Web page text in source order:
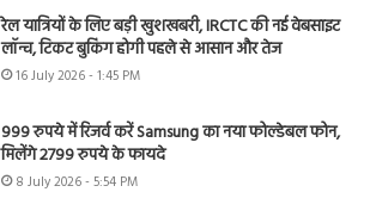
रेल यात्रियों के लिए बड़ी खुशखबरी, IRCTC की नई वेबसाइट
लॉन्च, टिकट बुकिंग होगी पहले से आसान और तेज
16 July 2026 - 1:45 PM
999 रुपये में रिजर्व करें Samsung का नया फोल्डेबल फोन,
मिलेंगे 2799 रुपये के फायदे
8 July 2026 - 5:54 PM